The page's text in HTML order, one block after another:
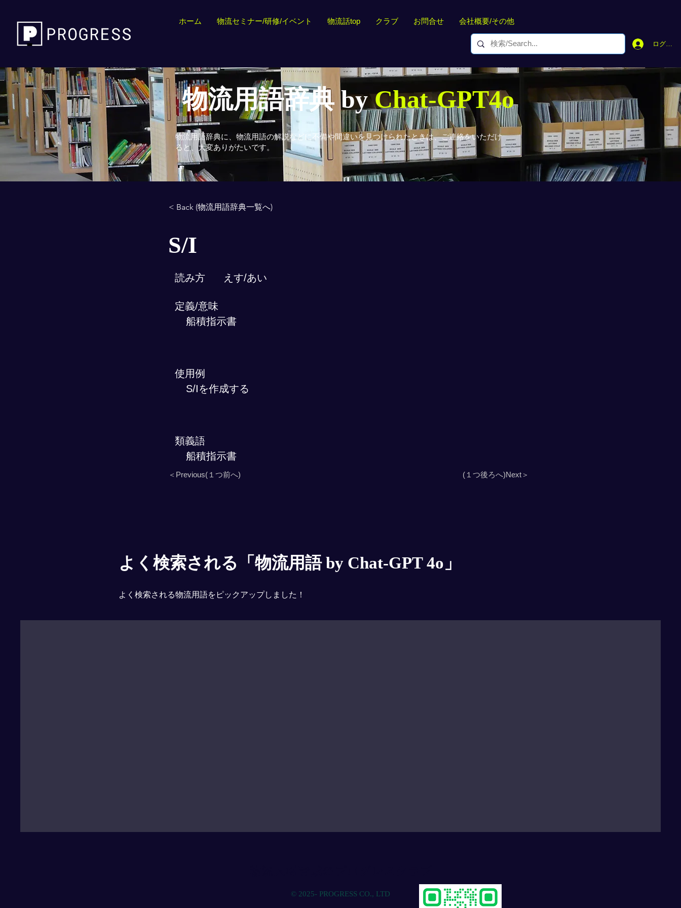
ホーム 物流セミナー/研修/イベント 物流話top クラブ お問合せ 会社概要/その他
ログイン
物流用語辞典 byChat-GPT4o
物流用語辞典に、物流用語の解説などに不備や間違いを見つけられたときは、ご連絡をいただけ
ると、大変ありがたいです。
< Back (物流用語辞典一覧へ)
S/I
読み方 えす/あい
定義/意味
船積指示書
使用例
S/Iを作成する
類義語
船積指示書
＜Previous(１つ前へ) (１つ後ろへ)Next＞
よく検索される「物流用語 by Chat-GPT 4o」
よく検索される物流用語をピックアップしました！
© 2025- PROGRESS CO., LTD